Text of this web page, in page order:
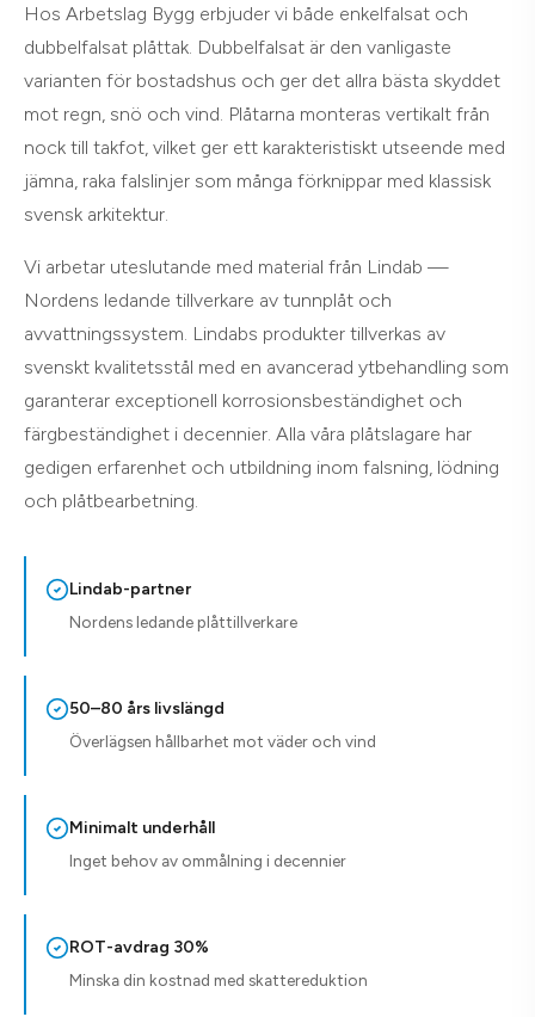
Hos Arbetslag Bygg erbjuder vi både enkelfalsat och
dubbelfalsat plåttak. Dubbelfalsat är den vanligaste
varianten för bostadshus och ger det allra bästa skyddet
mot regn, snö och vind. Plåtarna monteras vertikalt från
nock till takfot, vilket ger ett karakteristiskt utseende med
jämna, raka falslinjer som många förknippar med klassisk
svensk arkitektur.
Vi arbetar uteslutande med material från Lindab —
Nordens ledande tillverkare av tunnplåt och
avvattningssystem. Lindabs produkter tillverkas av
svenskt kvalitetsstål med en avancerad ytbehandling som
garanterar exceptionell korrosionsbeständighet och
färgbeständighet i decennier. Alla våra plåtslagare har
gedigen erfarenhet och utbildning inom falsning, lödning
och plåtbearbetning.
Lindab-partner
Nordens ledande plåttillverkare
50–80 års livslängd
Överlägsen hållbarhet mot väder och vind
Minimalt underhåll
Inget behov av ommålning i decennier
ROT-avdrag 30%
Minska din kostnad med skattereduktion